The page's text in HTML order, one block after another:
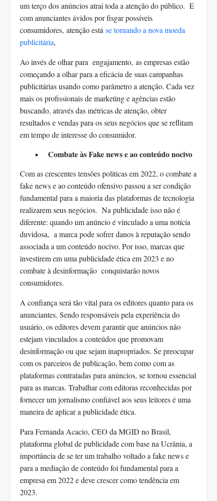
um terço dos anúncios atrai toda a atenção do público. E
com anunciantes ávidos por fisgar possíveis
consumidores, atenção está se tornando a nova moeda
publicitária,
Ao invés de olhar para engajamento, as empresas estão
começando a olhar para a eficácia de suas campanhas
publicitárias usando como parâmetro a atenção. Cada vez
mais os profissionais de marketing e agências estão
buscando, através das métricas de atenção, obter
resultados e vendas para os seus negócios que se reflitam
em tempo de interesse do consumidor.
Combate às Fake news e ao conteúdo nocivo
Com as crescentes tensões políticas em 2022, o combate a
fake news e ao conteúdo ofensivo passou a ser condição
fundamental para a maioria das plataformas de tecnologia
realizarem seus negócios. Na publicidade isso não é
diferente: quando um anúncio é vinculado a uma notícia
duvidosa, a marca pode sofrer danos à reputação sendo
associada a um conteúdo nocivo. Por isso, marcas que
investirem em uma publicidade ética em 2023 e no
combate à desinformação conquistarão novos
consumidores.
A confiança será tão vital para os editores quanto para os
anunciantes. Sendo responsáveis pela experiência do
usuário, os editores devem garantir que anúncios não
estejam vinculados a conteúdos que promovam
desinformação ou que sejam inapropriados. Se preocupar
com os parceiros de publicação, bem como com as
plataformas contratadas para anúncios, se tornou essencial
para as marcas. Trabalhar com editoras reconhecidas por
fornecer um jornalismo confiável aos seus leitores é uma
maneira de aplicar a publicidade ética.
Para Fernanda Acacio, CEO da MGID no Brasil,
plataforma global de publicidade com base na Ucrânia, a
importância de se ter um trabalho voltado a fake news e
para a mediação de conteúdo foi fundamental para a
empresa em 2022 e deve crescer como tendência em
2023.